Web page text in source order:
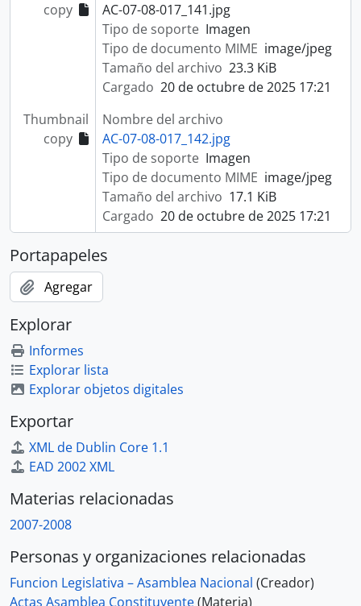
copy
AC-07-08-017_141.jpg
Tipo de soporte Imagen
Tipo de documento MIME image/jpeg
Tamaño del archivo 23.3 KiB
Cargado 20 de octubre de 2025 17:21
Thumbnail
copy
Nombre del archivo
AC-07-08-017_142.jpg
Tipo de soporte Imagen
Tipo de documento MIME image/jpeg
Tamaño del archivo 17.1 KiB
Cargado 20 de octubre de 2025 17:21
Portapapeles
Agregar
Explorar
Informes
Explorar lista
Explorar objetos digitales
Exportar
XML de Dublin Core 1.1
EAD 2002 XML
Materias relacionadas
2007-2008
Personas y organizaciones relacionadas
Funcion Legislativa – Asamblea Nacional (Creador)
Actas Asamblea Constituyente(Materia)